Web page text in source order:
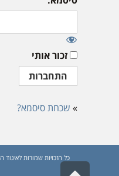
זכור אותי
» שכחת סיסמא?